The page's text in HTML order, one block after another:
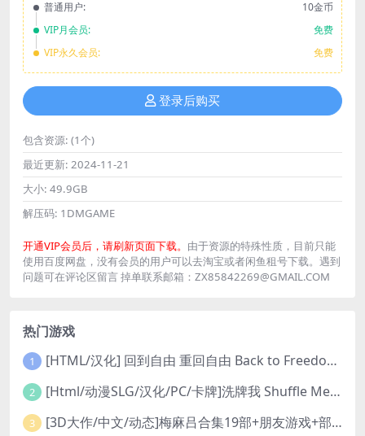
普通用户:
10金币
VIP月会员:
免费
VIP永久会员:
免费
登录后购买
包含资源: (1个)
最近更新: 2024-11-21
大小: 49.9GB
解压码: 1DMGAME
开通VIP会员后，请刷新页面下载。 由于资源的特殊性质，目前只能
使用百度网盘，没有会员的用户可以去淘宝或者闲鱼租号下载。遇到
问题可在评论区留言 掉单联系邮箱：ZX85842269@GMAIL.COM
热门游戏
1 [HTML/汉化] 回到自由 重回自由 Back to Freedom ver0.31 浏览器转中文 8.8G
2 [Html/动漫SLG/汉化/PC/卡牌]洗牌我 Shuffle Me [1.1.2]
3 [3D大作/中文/动态]梅麻吕合集19部+朋友游戏+部份AI修复[PC+安卓]